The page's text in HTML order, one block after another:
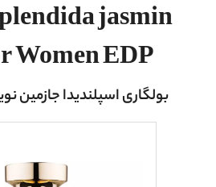
jasmin
Women EDP
بولگاری اسپلندیدا جازمین